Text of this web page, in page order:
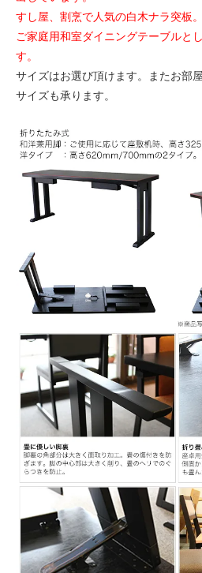
すし屋、割烹で人気の白木ナラ突板。
ご家庭用和室ダイニングテーブルと
す。
サイズはお選び頂けます。またお部
サイズも承ります。